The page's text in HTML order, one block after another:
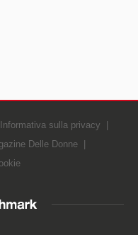
Informativa sulla privacy
Delle Donne